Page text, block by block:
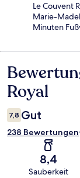
Le Couvent
Marie-
Minuten
Royal
7,8 Gut
238 Bewertungen
8,4
Sauberkeit